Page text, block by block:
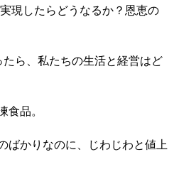
現したらどうなるか？恩恵の
ら、私たちの生活と経営はど
品。
ばかりなのに、じわじわと値上